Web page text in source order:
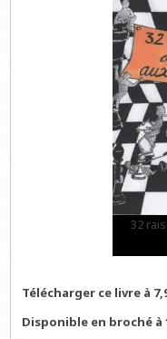
32
Télécharger ce livre à
Disponible en broché à